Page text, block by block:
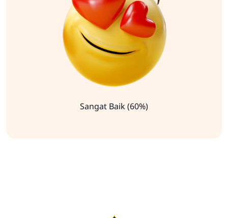
Sangat Baik (60%)